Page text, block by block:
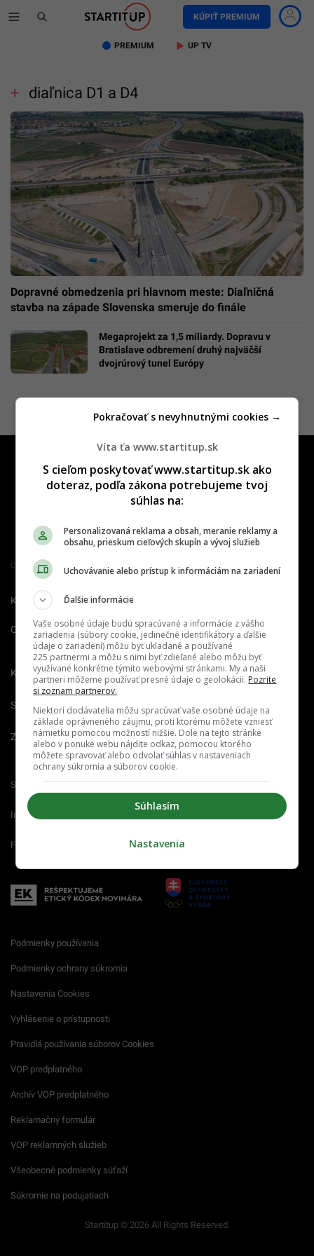
KÚPIŤ PREMIUM
PREMIUM UP TV
diaľnica D1 a D4
Dopravné obmedzenia pri hlavnom meste: Diaľničná
stavba na západe Slovenska smeruje do finále
Megaprojekt za 1,5 miliardy. Dopravu v
Bratislave odbremení druhý najväčší
dvojrúrový tunel Európy
Člen združenia IAB Slovakia
Kontakt Inzercia
O nás Redakcia
Nahlásiť
chybu
Kariéra
Spravovať notifikácie
Zrušiť predplatné
Startitup.sk Fontech.sk Odzadu.sk
Interez.sk
Femm.sk
Podmienky používania
Podmienky ochrany súkromia
Nastavenia Cookies
Vyhlásenie o prístupnosti
Pravidlá používania súborov Cookies
VOP predplatného
Archív VOP predplatného
Reklamačný formulár
VOP reklamných služieb
Všeobecné podmienky súťaží
Súkromie na podujatiach
Startitup © 2026 All Rights Reserved.
Víta ťa www.startitup.sk
S cieľom poskytovať www.startitup.sk ako
doteraz, podľa zákona potrebujeme tvoj
súhlas na:
Personalizovaná reklama a obsah, meranie reklamy a
obsahu, prieskum cieľových skupín a vývoj služieb
Uchovávanie alebo prístup k informáciám na zariadení
Ďalšie informácie
Vaše osobné údaje budú spracúvané a informácie z vášho
zariadenia (súbory cookie, jedinečné identifikátory a ďalšie
údaje o zariadení) môžu byť ukladané a používané
225 partnermi a môžu s nimi byť zdieľané alebo môžu byť
využívané konkrétne týmito webovými stránkami. My a naši
partneri môžeme používať presné údaje o geolokácii. Pozrite
si zoznam partnerov.
Niektorí dodávatelia môžu spracúvať vaše osobné údaje na
základe oprávneného záujmu, proti ktorému môžete vzniesť
námietku pomocou možností nižšie. Dole na tejto stránke
alebo v ponuke webu nájdite odkaz, pomocou ktorého
môžete spravovať alebo odvolať súhlas v nastaveniach
ochrany súkromia a súborov cookie.
Súhlasím
Pokračovať s nevyhnutnými cookies →
Nastavenia